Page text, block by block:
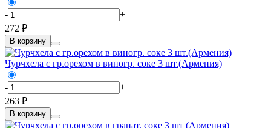
-
+
272 ₽
В корзину
Чурчхела с гр.орехом в виногр. соке 3 шт.(Армения)
-
+
263 ₽
В корзину